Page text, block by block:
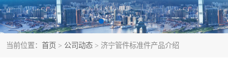
当前位置： 首页 > 公司动态 > 济宁管件标准件产品介绍
不锈钢人孔
不锈钢角钢